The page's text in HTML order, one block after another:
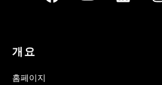
개요
홈페이지